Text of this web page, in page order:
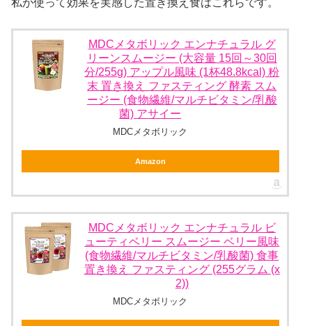
私が使って効果を実感した置き換え食はこれらです。
MDCメタボリック エンナチュラル グ
リーンスムージー (大容量 15回～30回
分/255g) アップル風味 (1杯48.8kcal) 粉
末 置き換え ファスティング 酵素 スム
ージー (食物繊維/マルチビタミン/乳酸
菌) アサイー
MDCメタボリック
Amazon
MDCメタボリック エンナチュラル ビ
ューティベリー スムージー ベリー風味
(食物繊維/マルチビタミン/乳酸菌) 食事
置き換え ファスティング (255グラム (x
2))
MDCメタボリック